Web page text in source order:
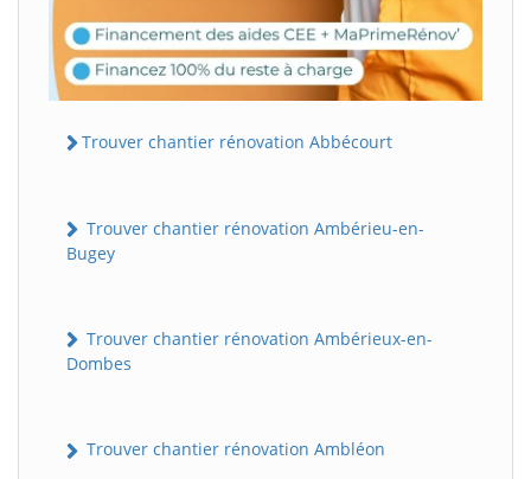
Trouver chantier rénovation Abbécourt
Trouver chantier rénovation Ambérieu-en-
Bugey
Trouver chantier rénovation Ambérieux-en-
Dombes
Trouver chantier rénovation Ambléon